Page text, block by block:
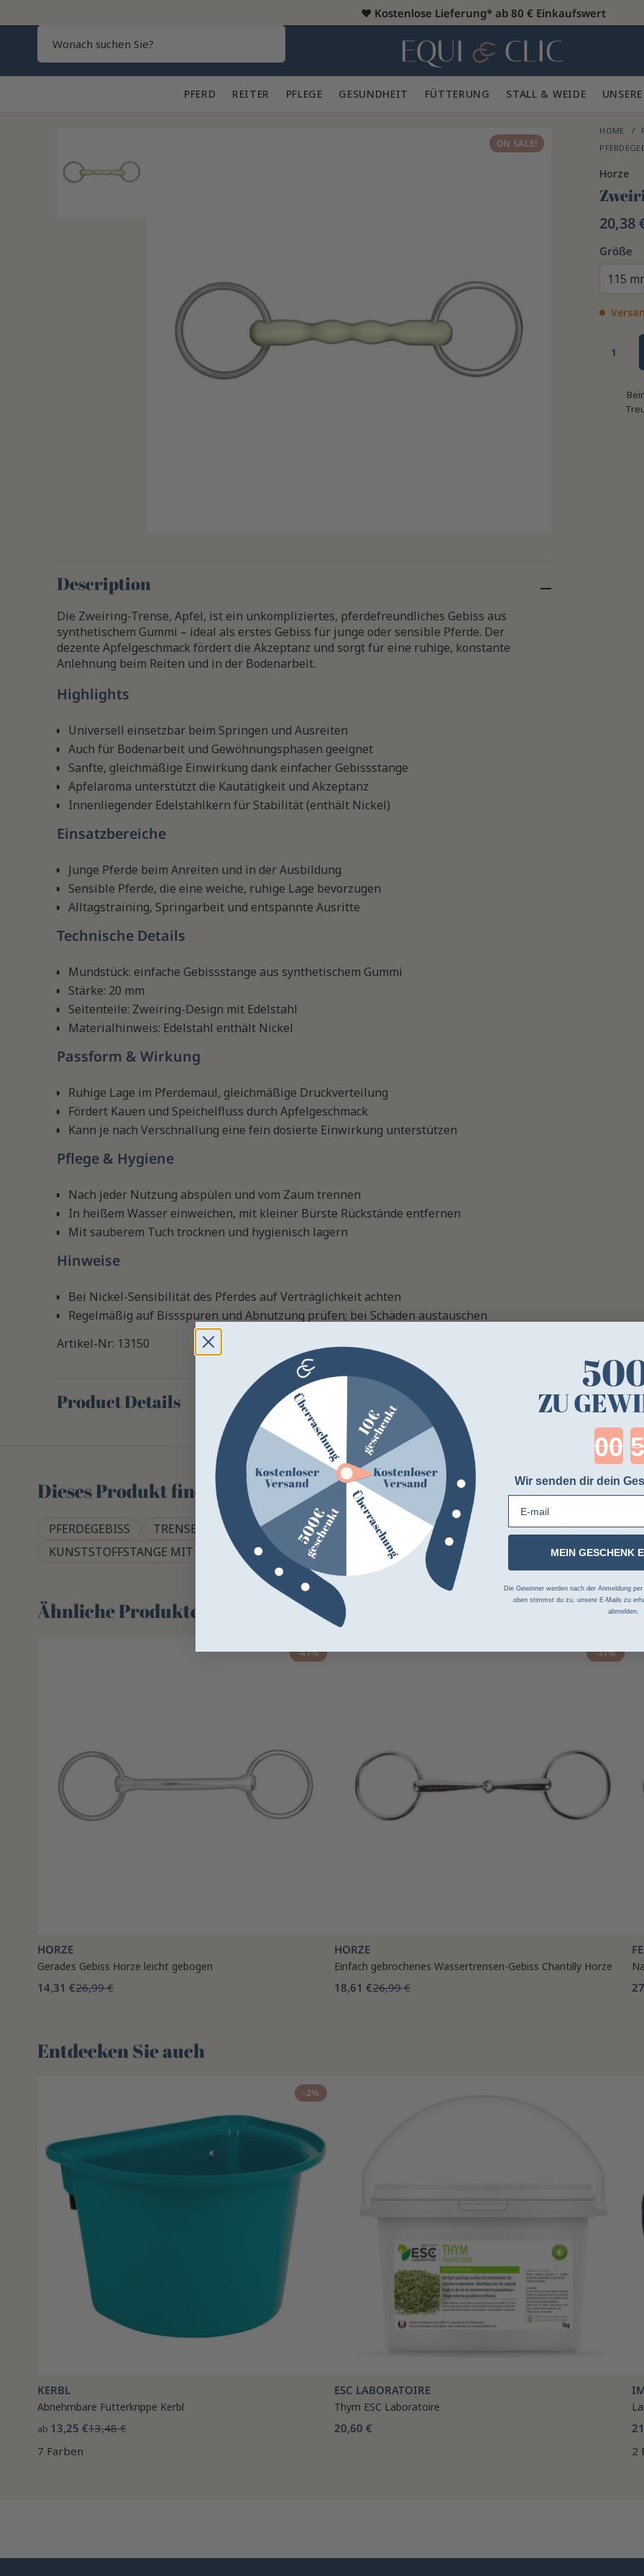
♥️ Kostenlose Lieferung* ab 80 € Einkaufswert
Heim
PFERD 🐎 REITER 👕 PFLEGE 🪮 GESUNDHEIT ✨ FÜTTERUNG 🥕 STALL & WEIDE 🍃
ON SALE!
HOME
Horze
20,38
Größe
115
Description
Die Zweiring-Trense, Apfel, ist ein unkompliziertes, pferdefreundliches Gebiss aus
synthetischem Gummi – ideal als erstes Gebiss für junge oder sensible Pferde. Der
dezente Apfelgeschmack fördert die Akzeptanz und sorgt für eine ruhige, konstante
Anlehnung beim Reiten und in der Bodenarbeit.
Highlights
Universell einsetzbar beim Springen und Ausreiten
Auch für Bodenarbeit und Gewöhnungsphasen geeignet
Sanfte, gleichmäßige Einwirkung dank einfacher Gebissstange
Apfelaroma unterstützt die Kautätigkeit und Akzeptanz
Innenliegender Edelstahlkern für Stabilität (enthält Nickel)
Einsatzbereiche
Junge Pferde beim Anreiten und in der Ausbildung
Sensible Pferde, die eine weiche, ruhige Lage bevorzugen
Alltagstraining, Springarbeit und entspannte Ausritte
Technische Details
Mundstück: einfache Gebissstange aus synthetischem Gummi
Stärke: 20 mm
Seitenteile: Zweiring-Design mit Edelstahl
Materialhinweis: Edelstahl enthält Nickel
Passform & Wirkung
Ruhige Lage im Pferdemaul, gleichmäßige Druckverteilung
Fördert Kauen und Speichelfluss durch Apfelgeschmack
Kann je nach Verschnallung eine fein dosierte Einwirkung unterstützen
Pflege & Hygiene
Nach jeder Nutzung abspülen und vom Zaum trennen
In heißem Wasser einweichen, mit kleiner Bürste Rückstände entfernen
Mit sauberem Tuch trocknen und hygienisch lagern
Hinweise
Bei Nickel-Sensibilität des Pferdes auf Verträglichkeit achten
Regelmäßig auf Bissspuren und Abnutzung prüfen; bei Schäden austauschen
Artikel-Nr: 13150
Product Details
Dieses Produkt finden Sie in folgenden Kategorien
PFERDEGEBISS TRENSE UND ZUBEHÖR PONY-AUSRÜSTUNG RECHTSGEBISS HARZGEBISS
KUNSTSTOFFSTANGE MIT GERADEM MUNDSTÜCK
Ähnliche Produkte
-47%
HORZE
Gerades Gebiss Horze leicht gebogen
14,31 €26,99 €
-31%
HORZE
Einfach gebrochenes Wassertrensen-Gebiss Chantilly Horze
18,61 €26,99 €
Entdecken Sie auch 🌻
-2%
KERBL
Abnehmbare Futterkrippe Kerbl
ab 13,25 €13,48 €
7 Farben
ESC LABORATOIRE
Thym ESC Laboratoire
20,60 €
2
ZU
Wir senden dir dein
MEIN GESCHENK
Die Gewinner werden nach der Anmeldung
oben stimmst du zu, unsere E-Mails zu
abmelden.